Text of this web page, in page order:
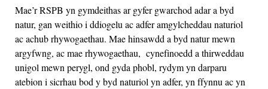
Mae’r RSPB yn gymdeithas ar gyfer gwarchod adar a byd
natur, gan weithio i ddiogelu ac adfer amgylcheddau naturiol
ac achub rhywogaethau. Mae hinsawdd a byd natur mewn
argyfwng, ac mae rhywogaethau, cynefinoedd a thirweddau
unigol mewn perygl, ond gyda phobl, rydym yn darparu
atebion i sicrhau bod y byd naturiol yn adfer, yn ffynnu ac yn